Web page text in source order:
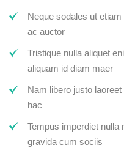
Neque sodales ut
ac auctor
Tristique nulla aliquet
aliquam id diam maer
Nam libero justo
hac
Tempus imperdiet nulla
gravida cum sociis